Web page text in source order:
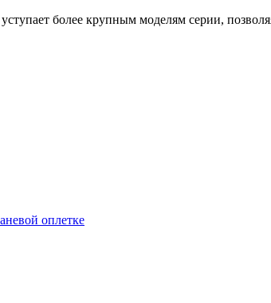
более крупным моделям серии,
оплетке